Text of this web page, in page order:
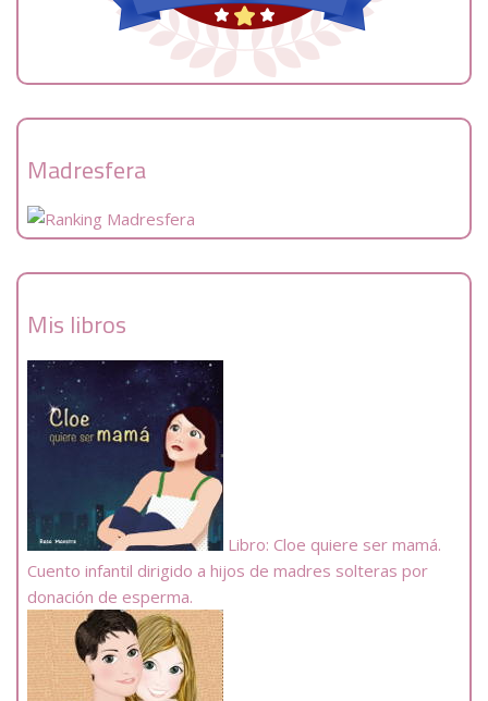
Madresfera
Mis libros
Libro: Cloe quiere ser mamá.
Cuento infantil dirigido a hijos de madres solteras por
donación de esperma.